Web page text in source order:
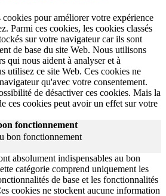
pour améliorer votre expérience
Parmi ces cookies, les cookies classés
sur votre navigateur car ils sont
de base du site Web. Nous utilisons
qui nous aident à analyser et à
utilisez ce site Web. Ces cookies ne
qu'avec votre consentement.
de désactiver ces cookies. Mais la
ces cookies peut avoir un effet sur votre
fonctionnement
bon fonctionnement
absolument indispensables au bon
catégorie comprend uniquement les
de base et les fonctionnalités
cookies ne stockent aucune information